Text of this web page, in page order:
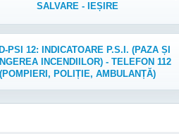
SALVARE - IEȘIRE
PSI 12: INDICATOARE P.S.I. (PAZA ȘI
INCENDIILOR) - TELEFON 112
(POMPIERI, POLIȚIE, AMBULANȚĂ)